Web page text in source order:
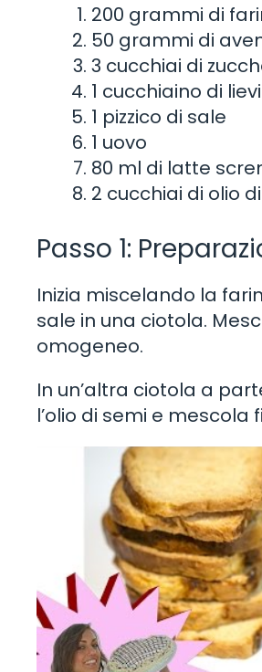
200 grammi di
50 grammi di
3 cucchiai di
1 cucchiaino di
1 pizzico di sale
1 uovo
80 ml di latte
2 cucchiai di olio
Passo 1:
Inizia miscelando la
sale in una ciotola.
omogeneo.
In un’altra ciotola a
l’olio di semi e